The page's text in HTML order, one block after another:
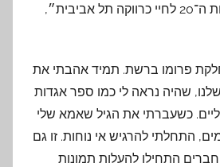
מצורך שהיה לי בשנות ה־20 לחיי כרווקה תל אביבית״,
פרומו ברשת. תמיד אהבתי את
שהיה נראה לי כמו ספר אגדות
כשעברתי את הגיל שאמא שלי
התחלתי להרגיש אי נוחות. זו גם
התחילו להעלות תמונות